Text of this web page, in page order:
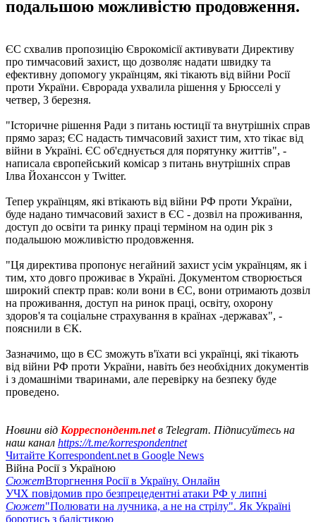
подальшою можливістю продовження.
ЄС схвалив пропозицію Єврокомісії активувати Директиву
про тимчасовий захист, що дозволяє надати швидку та
ефективну допомогу українцям, які тікають від війни Росії
проти України. Єврорада ухвалила рішення у Брюсселі у
четвер, 3 березня.
"Історичне рішення Ради з питань юстиції та внутрішніх справ
прямо зараз; ЄС надасть тимчасовий захист тим, хто тікає від
війни в Україні. ЄС об'єднується для порятунку життів", -
написала європейський комісар з питань внутрішніх справ
Ілва Йоханссон у Twitter.
Тепер українцям, які втікають від війни РФ проти України,
буде надано тимчасовий захист в ЄС - дозвіл на проживання,
доступ до освіти та ринку праці терміном на один рік з
подальшою можливістю продовження.
"Ця директива пропонує негайний захист усім українцям, як і
тим, хто довго проживає в Україні. Документом створюється
широкий спектр прав: коли вони в ЄС, вони отримають дозвіл
на проживання, доступ на ринок праці, освіту, охорону
здоров'я та соціальне страхування в країнах -державах", -
пояснили в ЄК.
Зазначимо, що в ЄС зможуть в'їхати всі українці, які тікають
від війни РФ проти України, навіть без необхідних документів
і з домашніми тваринами, але перевірку на безпеку буде
проведено.
Новини від Корреспондент.netв Telegram. Підписуйтесь на
наш канал https://t.me/korrespondentnet
Читайте Korrespondent.net в Google News
Війна Росії з Україною
СюжетВторгнення Росії в Україну. Онлайн
УЧХ повідомив про безпрецедентні атаки РФ у липні
Сюжет"Полювати на лучника, а не на стрілу". Як Україні
боротись з балістикою